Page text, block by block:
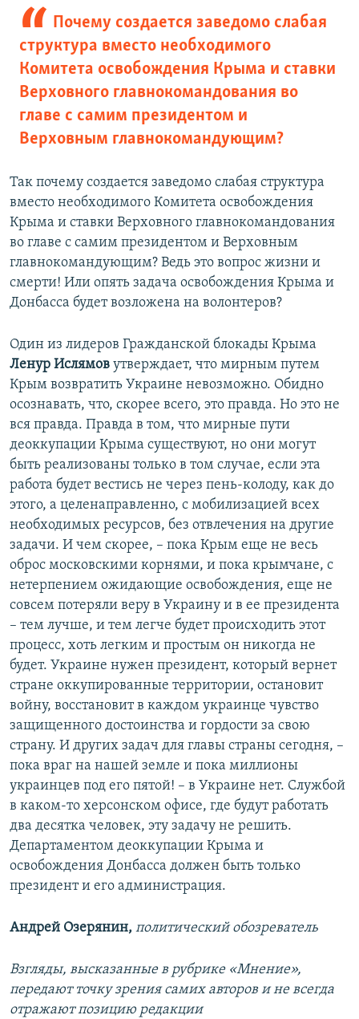
Почему создается заведомо слабая
структура вместо необходимого
Комитета освобождения Крыма и ставки
Верховного главнокомандования во
главе с самим президентом и
Верховным главнокомандующим?
Так почему создается заведомо слабая структура
вместо необходимого Комитета освобождения
Крыма и ставки Верховного главнокомандования
во главе с самим президентом и Верховным
главнокомандующим? Ведь это вопрос жизни и
смерти! Или опять задача освобождения Крыма и
Донбасса будет возложена на волонтеров?
Один из лидеров Гражданской блокады Крыма
Ленур Ислямов утверждает, что мирным путем
Крым возвратить Украине невозможно. Обидно
осознавать, что, скорее всего, это правда. Но это не
вся правда. Правда в том, что мирные пути
деоккупации Крыма существуют, но они могут
быть реализованы только в том случае, если эта
работа будет вестись не через пень-колоду, как до
этого, а целенаправленно, с мобилизацией всех
необходимых ресурсов, без отвлечения на другие
задачи. И чем скорее, – пока Крым еще не весь
оброс московскими корнями, и пока крымчане, с
нетерпением ожидающие освобождения, еще не
совсем потеряли веру в Украину и в ее президента
– тем лучше, и тем легче будет происходить этот
процесс, хоть легким и простым он никогда не
будет. Украине нужен президент, который вернет
стране оккупированные территории, остановит
войну, восстановит в каждом украинце чувство
защищенного достоинства и гордости за свою
страну. И других задач для главы страны сегодня, –
пока враг на нашей земле и пока миллионы
украинцев под его пятой! – в Украине нет. Службой
в каком-то херсонском офисе, где будут работать
два десятка человек, эту задачу не решить.
Департаментом деоккупации Крыма и
освобождения Донбасса должен быть только
президент и его администрация.
Андрей Озерянин, политический обозреватель
Взгляды, высказанные в рубрике «Мнение»,
передают точку зрения самих авторов и не всегда
отражают позицию редакции